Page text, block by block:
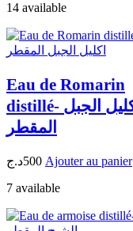
14 available
Eau de Romarin
distillé- ماء اكليل الجبل
المقطر
500د.ج
Ajouter au panier
7 available